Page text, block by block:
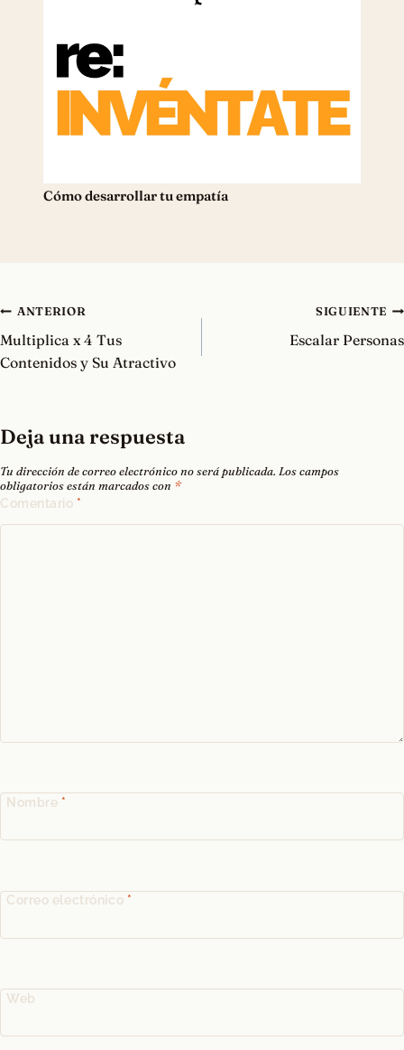
Cómo desarrollar tu empatía
Navegación
de
entradas
ANTERIOR
Multiplica x 4 Tus
Contenidos y Su Atractivo
SIGUIENTE
Escalar Personas
Deja una respuesta
Tu dirección de correo electrónico no será publicada. Los campos
obligatorios están marcados con *
Comentario *
Nombre *
Correo electrónico *
Web